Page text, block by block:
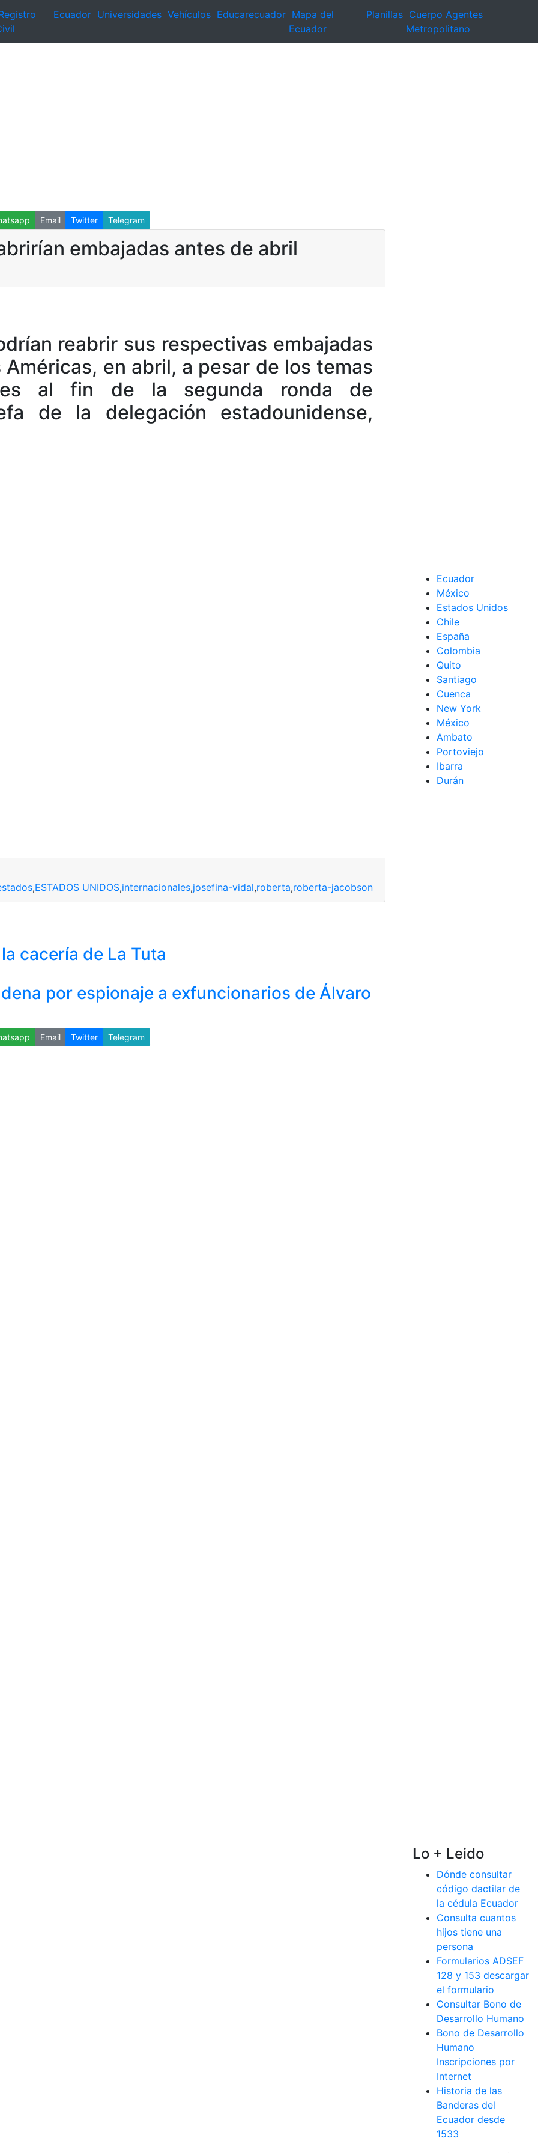
Ecuador Universidades Vehículos Educarecuador Mapa del
Ecuador
Planillas Cuerpo Agentes
Metropolitano
Email Twitter Telegram
embajadas antes de abril
reabrir sus respectivas embajadas
en abril, a pesar de los temas
al fin de la segunda ronda de
de la delegación estadounidense,
,ESTADOS UNIDOS,internacionales,josefina-vidal,roberta,roberta-jacobson
cacería de La Tuta
por espionaje a exfuncionarios de Álvaro
Email Twitter Telegram
Ecuador
México
Estados Unidos
Chile
España
Colombia
Quito
Santiago
Cuenca
New York
México
Ambato
Portoviejo
Ibarra
Durán
Lo + Leido
Dónde consultar
código dactilar de
la cédula Ecuador
Consulta cuantos
hijos tiene una
persona
Formularios ADSEF
128 y 153 descargar
el formulario
Consultar Bono de
Desarrollo Humano
Bono de Desarrollo
Humano
Inscripciones por
Internet
Historia de las
Banderas del
Ecuador desde
1533